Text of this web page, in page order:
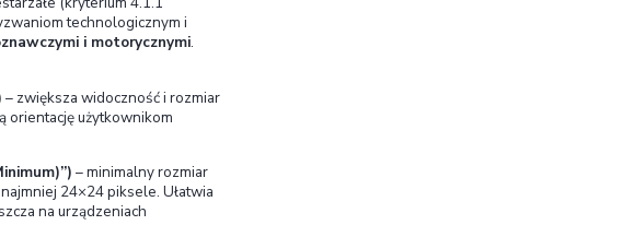
do prawa w UE i krajach członkowskich. Kluczowe znaczenie
(EAA)– unijna dyrektywa (2019/882), obowiązująca od 28
dostępności wybranych produktów i usług cyfrowych, w tym
e-commerce oraz innych systemów cyfrowych (np. aplikacji
firmy z UE generujące co najmniej 2 mln euro rocznie i
przy tym mikrofirmy .
podlegają tym przepisom, dlatego właściciele platform
terminu wdrożyć wymagania dostępności (na poziomie co